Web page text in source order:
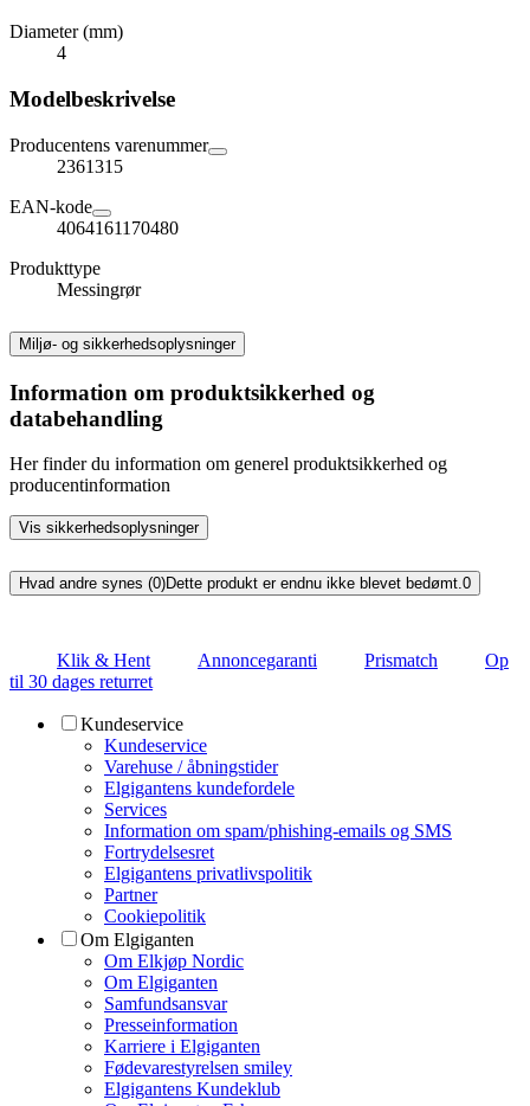
Diameter (mm)
4
Modelbeskrivelse
Producentens varenummer
2361315
EAN-kode
4064161170480
Produkttype
Messingrør
Miljø- og sikkerhedsoplysninger
Information om produktsikkerhed og
databehandling
Her finder du information om generel produktsikkerhed og
producentinformation
Vis sikkerhedsoplysninger
Hvad andre synes (0)Dette produkt er endnu ikke blevet bedømt.0
Klik & Hent Annoncegaranti Prismatch
Op
til 30 dages returret
Kundeservice
Kundeservice
Varehuse / åbningstider
Elgigantens kundefordele
Services
Information om spam/phishing-emails og SMS
Fortrydelsesret
Elgigantens privatlivspolitik
Partner
Cookiepolitik
Om Elgiganten
Om Elkjøp Nordic
Om Elgiganten
Samfundsansvar
Presseinformation
Karriere i Elgiganten
Fødevarestyrelsen smiley
Elgigantens Kundeklub